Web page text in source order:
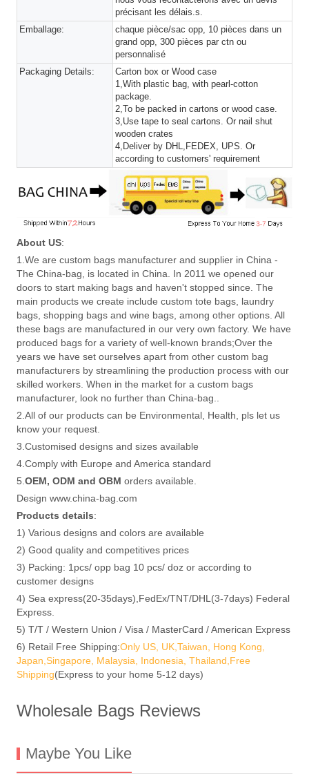
précisant les délais.s.
Emballage:
chaque pièce/sac opp, 10 pièces dans un
grand opp, 300 pièces par ctn ou
personnalisé
Packaging Details:
Carton box or Wood case
1,With plastic bag, with pearl-cotton
package.
2,To be packed in cartons or wood case.
3,Use tape to seal cartons. Or nail shut
wooden crates
4,Deliver by DHL,FEDEX, UPS. Or
according to customers' requirement
About US:
1.We are custom bags manufacturer and supplier in China -
The China-bag, is located in China. In 2011 we opened our
doors to start making bags and haven't stopped since. The
main products we create include custom tote bags, laundry
bags, shopping bags and wine bags, among other options. All
these bags are manufactured in our very own factory. We have
produced bags for a variety of well-known brands;Over the
years we have set ourselves apart from other custom bag
manufacturers by streamlining the production process with our
skilled workers. When in the market for a custom bags
manufacturer, look no further than China-bag..
2.All of our products can be Environmental, Health, pls let us
know your request.
3.Customised designs and sizes available
4.Comply with Europe and America standard
5. OEM, ODM and OBM orders available.
Design www.china-bag.com
Products details:
1) Various designs and colors are available
2) Good quality and competitives prices
3) Packing: 1pcs/ opp bag 10 pcs/ doz or according to
customer designs
4) Sea express(20-35days),FedEx/TNT/DHL(3-7days) Federal
Express.
5) T/T / Western Union / Visa / MasterCard / American Express
6) Retail Free Shipping:Only US, UK,Taiwan, Hong Kong,
Japan,Singapore, Malaysia, Indonesia, Thailand,Free
Shipping(Express to your home 5-12 days)
Wholesale Bags Reviews
Maybe You Like